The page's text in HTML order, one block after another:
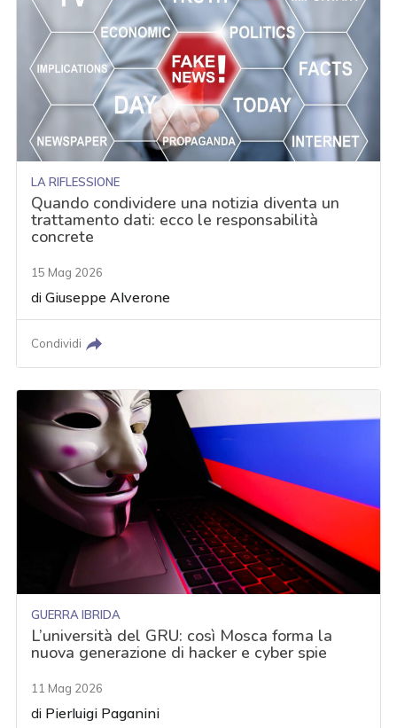
LA RIFLESSIONE
Quando condividere una notizia diventa un
trattamento dati: ecco le responsabilità
concrete
15 Mag 2026
diGiuseppe Alverone
Condividi
GUERRA IBRIDA
L’università del GRU: così Mosca forma la
nuova generazione di hacker e cyber spie
11 Mag 2026
di Pierluigi Paganini